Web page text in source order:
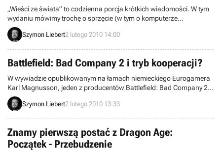
„Wieści ze świata” to codzienna porcja krótkich wiadomości. W tym
wydaniu mówimy trochę o sprzęcie (w tym o komputerze
zbudowanym z konsol) oraz oczywiście grach (między innymi
dementując plotki o dacie premiery drugiego Batmana: Arkham
Szymon Liebert2 lutego 2010 14:00
Battlefield: Bad Company 2 i tryb kooperacji?
W wywiadzie opublikowanym na łamach niemieckiego Eurogamera
Karl Magnusson, jeden z producentów Battlefield: Bad Company 2,
zasugerował, że studio EA Dice poważnie rozważa możliwość
wprowadzenia trybu kooperacji do gry.
Szymon Liebert2 lutego 2010 13:33
Znamy pierwszą postać z Dragon Age:
Początek - Przebudzenie